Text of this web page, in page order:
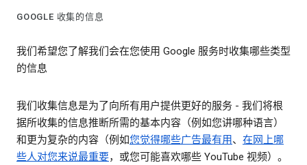
GOOGLE 收集的信息
我们希望您了解我们会在您使用 Google 服务时收集哪些类型
的信息
我们收集信息是为了向所有用户提供更好的服务 - 我们将根
据所收集的信息推断所需的基本内容（例如您讲哪种语言）
和更为复杂的内容（例如您觉得哪些广告最有用、 在网上哪
些人对您来说最重要，或您可能喜欢哪些 YouTube 视频）。